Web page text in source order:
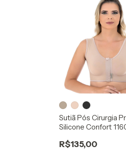
Sutiã Pós Cirurgia
Silicone Confort
R$135,00